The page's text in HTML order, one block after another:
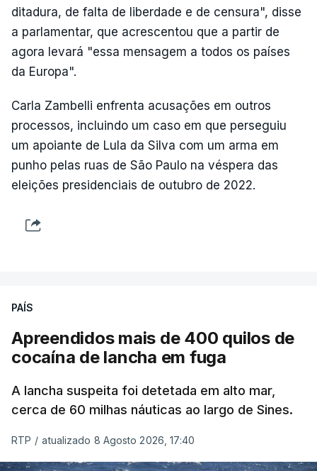
ditadura, de falta de liberdade e de censura", disse
a parlamentar, que acrescentou que a partir de
agora levará "essa mensagem a todos os países
da Europa".
Carla Zambelli enfrenta acusações em outros
processos, incluindo um caso em que perseguiu
um apoiante de Lula da Silva com um arma em
punho pelas ruas de São Paulo na véspera das
eleições presidenciais de outubro de 2022.
PAÍS
Apreendidos mais de 400 quilos de
cocaína de lancha em fuga
A lancha suspeita foi detetada em alto mar,
cerca de 60 milhas náuticas ao largo de Sines.
RTP / atualizado 8 Agosto 2026, 17:40